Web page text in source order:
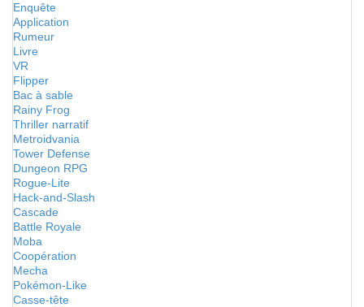
Enquête
Application
Rumeur
Livre
VR
Flipper
Bac à sable
Rainy Frog
Thriller narratif
Metroidvania
Tower Defense
Dungeon RPG
Rogue-Lite
Hack-and-Slash
Cascade
Battle Royale
Moba
Coopération
Mecha
Pokémon-Like
Casse-tête